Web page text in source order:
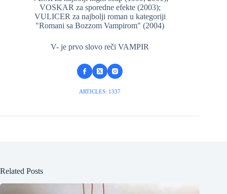
VOSKAR za sporedne efekte (2003);
VULICER za najbolji roman u kategoriji
"Romani sa Bozzom Vampirom" (2004)
V- je prvo slovo reči VAMPIR
ARTICLES: 1337
Related Posts